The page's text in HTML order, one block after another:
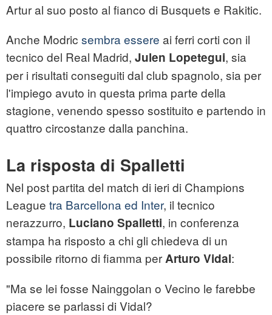
Artur al suo posto al fianco di Busquets e Rakitic.
Anche Modric sembra essere ai ferri corti con il
tecnico del Real Madrid, Julen Lopetegui, sia
per i risultati conseguiti dal club spagnolo, sia per
l'impiego avuto in questa prima parte della
stagione, venendo spesso sostituito e partendo in
quattro circostanze dalla panchina.
La risposta di Spalletti
Nel post partita del match di ieri di Champions
League tra Barcellona ed Inter, il tecnico
nerazzurro, Luciano Spalletti, in conferenza
stampa ha risposto a chi gli chiedeva di un
possibile ritorno di fiamma perArturo Vidal:
"Ma se lei fosse Nainggolan o Vecino le farebbe
piacere se parlassi di Vidal?